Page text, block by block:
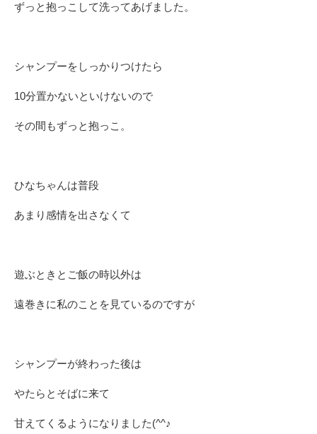
ずっと抱っこして洗ってあげました。
シャンプーをしっかりつけたら
10分置かないといけないので
その間もずっと抱っこ。
ひなちゃんは普段
あまり感情を出さなくて
遊ぶときとご飯の時以外は
遠巻きに私のことを見ているのですが
シャンプーが終わった後は
やたらとそばに来て
甘えてくるようになりました(^^♪